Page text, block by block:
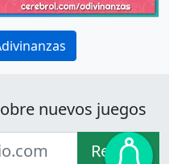
nuevos juegos
Recibir!